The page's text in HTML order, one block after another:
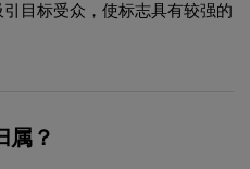
目标受众，使标志具有较强的
属？